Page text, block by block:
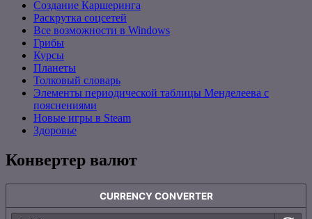
Создание Каршеринга
Раскрутка соцсетей
Все возможности в Windows
Грибы
Курсы
Планеты
Толковый словарь
Элементы периодической таблицы Менделеева с
пояснениями
Новые игры в Steam
Здоровье
Конвертер валют